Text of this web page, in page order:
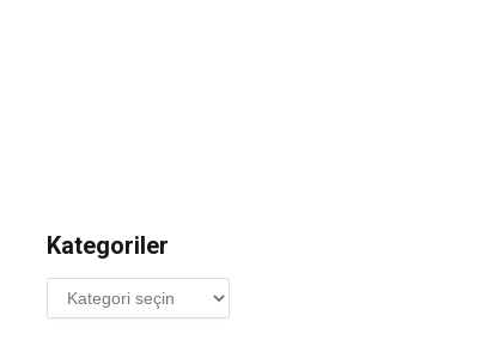
Kategoriler
Kategoriler